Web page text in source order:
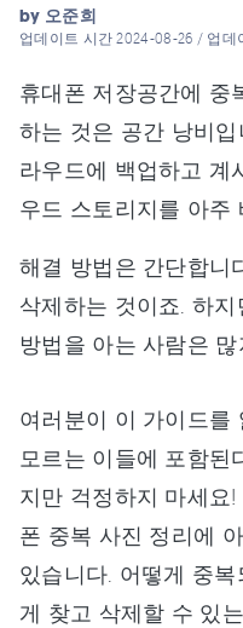
by 오준희
업데이트 시간 2024-08-26 / 업
휴대폰 저장공간에 중
하는 것은 공간 낭비
라우드에 백업하고 계
우드 스토리지를 아주
해결 방법은 간단합니
삭제하는 것이죠. 하
방법을 아는 사람은 많
여러분이 이 가이드를
모르는 이들에 포함된
지만 걱정하지 마세요
폰 중복 사진 정리에
있습니다. 어떻게 중
게 찾고 삭제할 수 있